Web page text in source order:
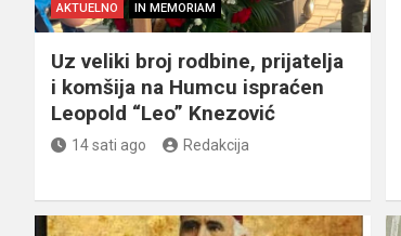
AKTUELNO IN MEMORIAM
Uz veliki broj rodbine, prijatelja
i komšija na Humcu ispraćen
Leopold “Leo” Knezović
14 sati ago Redakcija